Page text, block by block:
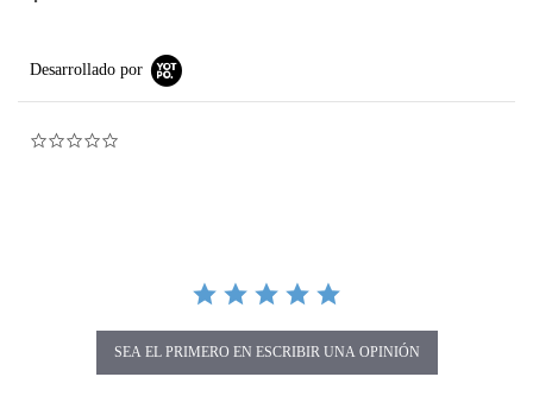
Desarrollado por
SEA EL PRIMERO EN ESCRIBIR UNA OPINIÓN